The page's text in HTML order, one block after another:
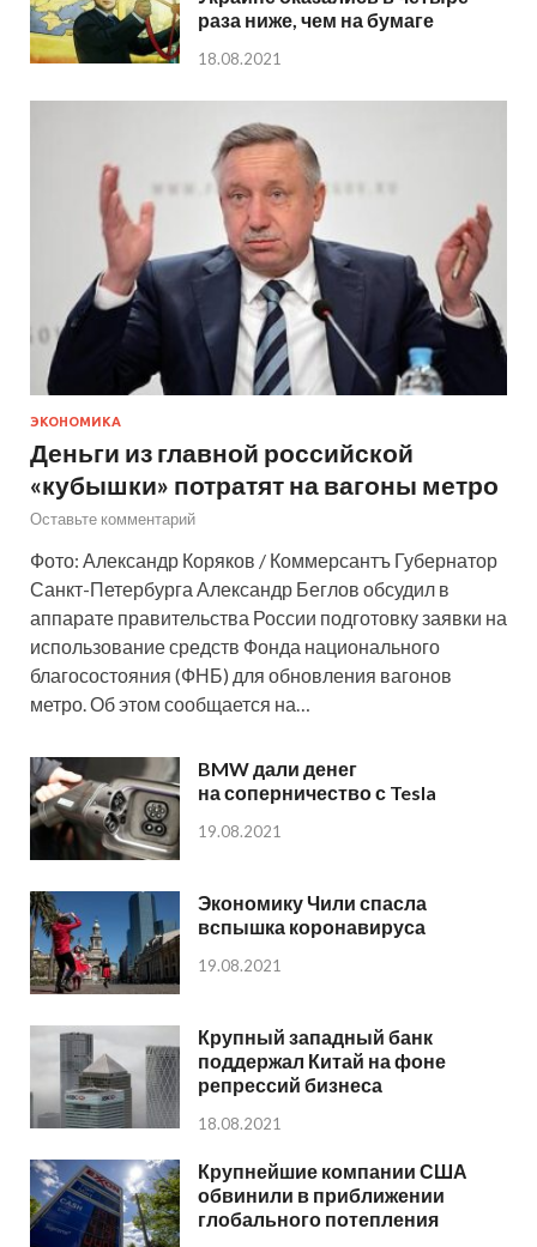
раза ниже, чем на бумаге
18.08.2021
ЭКОНОМИКА
Деньги из главной российской
«кубышки» потратят на вагоны метро
Оставьте комментарий
Фото: Александр Коряков / Коммерсантъ Губернатор
Санкт-Петербурга Александр Беглов обсудил в
аппарате правительства России подготовку заявки на
использование средств Фонда национального
благосостояния (ФНБ) для обновления вагонов
метро. Об этом сообщается на…
BMW дали денег
на соперничество с Tesla
19.08.2021
Экономику Чили спасла
вспышка коронавируса
19.08.2021
Крупный западный банк
поддержал Китай на фоне
репрессий бизнеса
18.08.2021
Крупнейшие компании США
обвинили в приближении
глобального потепления